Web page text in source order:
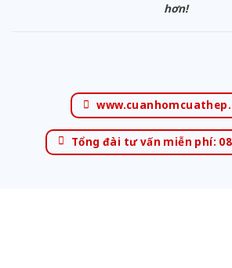
hơn!
Tổng đài tư vấn miễn phí: